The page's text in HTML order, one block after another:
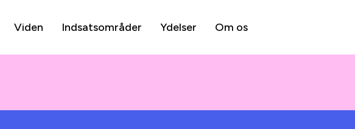
Viden Indsatsområder Ydelser Om os